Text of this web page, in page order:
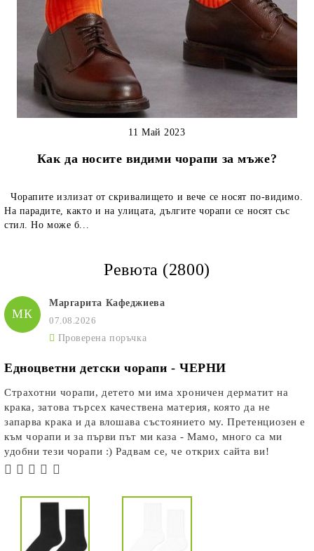
Как да носите видими чорапи за мъже?
11 Май 2023
Чорапите излизат от скривалището и вече се носят по-видимо.
На парадите, както и на улицата, дългите чорапи се носят със
стил. Но може б...
Ревюта (2800)
МК
Маргарита Кафеджиева
07.08.2026
Проверена поръчка
Едноцветни детски чорапи - ЧЕРНИ
Страхотни чорапи, детето ми има хроничен дерматит на
крака, затова търсех качествена материя, която да не
запарва крака и да влошава състоянието му. Претенциозен е
към чорапи и за първи път ми каза - Мамо, много са ми
удобни тези чорапи :) Радвам се, че открих сайта ви!